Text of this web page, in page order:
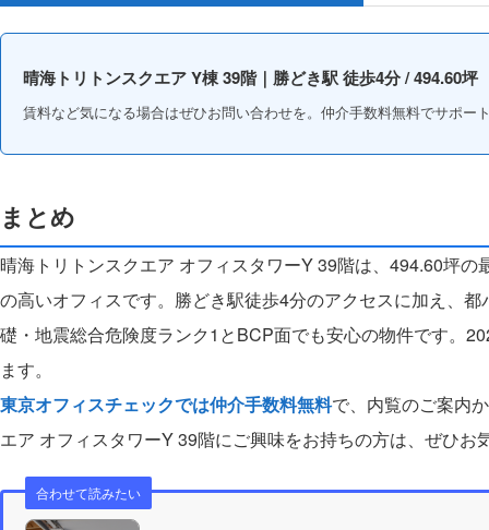
晴海トリトンスクエア Y棟 39階｜勝どき駅 徒歩4分 / 494.60坪
賃料など気になる場合はぜひお問い合わせを。仲介手数料無料でサポー
まとめ
晴海トリトンスクエア オフィスタワーY 39階は、494.60坪
の高いオフィスです。勝どき駅徒歩4分のアクセスに加え、
礎・地震総合危険度ランク1とBCP面でも安心の物件です。
ます。
東京オフィスチェックでは仲介手数料無料で、内覧のご案内
エア オフィスタワーY 39階にご興味をお持ちの方は、ぜひお
合わせて読みたい